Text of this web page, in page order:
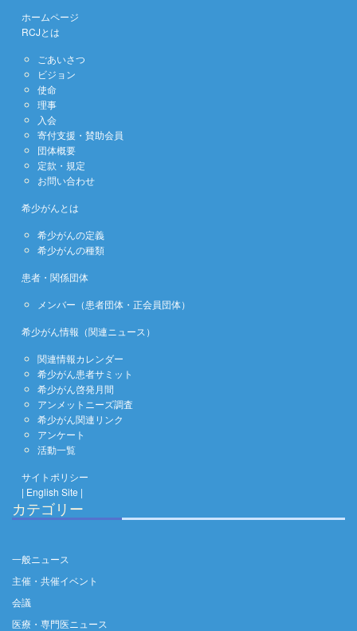
ホームページ
RCJとは
ごあいさつ
ビジョン
使命
理事
入会
寄付支援・賛助会員
団体概要
定款・規定
お問い合わせ
希少がんとは
希少がんの定義
希少がんの種類
患者・関係団体
メンバー（患者団体・正会員団体）
希少がん情報（関連ニュース）
関連情報カレンダー
希少がん患者サミット
希少がん啓発月間
アンメットニーズ調査
希少がん関連リンク
アンケート
活動一覧
サイトポリシー
| English Site |
カテゴリー
一般ニュース
主催・共催イベント
会議
医療・専門医ニュース